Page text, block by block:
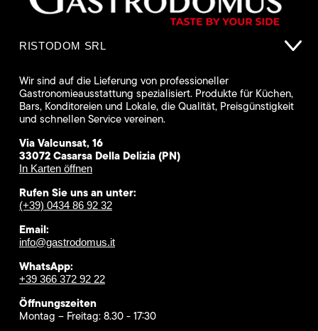
RISTODOM SRL
Wir sind auf die Lieferung von professioneller
Gastronomieausstattung spezialisiert. Produkte für Küchen,
Bars, Konditoreien und Lokale, die Qualität, Preisgünstigkeit
und schnellen Service vereinen.
Via Valcunsat, 16
33072 Casarsa Della Delizia (PN)
In Karten öffnen
Rufen Sie uns an unter:
(+39) 0434 86 92 32
Email:
info@gastrodomus.it
WhatsApp:
+39 366 372 92 22
Öffnungszeiten
Montag – Freitag: 8.30 - 17:30